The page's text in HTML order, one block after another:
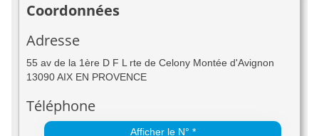
Coordonnées
Adresse
55 av de la 1ère D F L rte de Celony Montée d'Avignon
13090 AIX EN PROVENCE
Téléphone
Afficher le N° *